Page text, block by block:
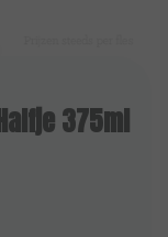
375ml